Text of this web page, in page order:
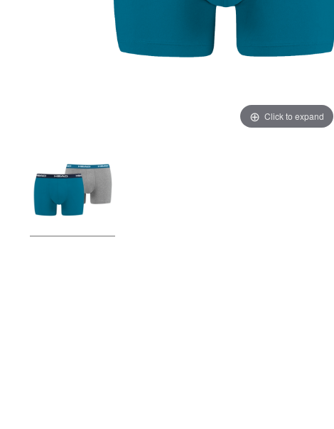
Click to expand